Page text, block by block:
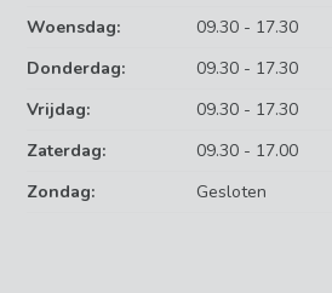
Woensdag:
09.30 - 17.30
Donderdag:
09.30 - 17.30
Vrijdag:
09.30 - 17.30
Zaterdag:
09.30 - 17.00
Zondag:
Gesloten